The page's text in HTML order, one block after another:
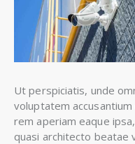
Ut perspiciatis, unde
voluptatem
rem aperiam eaque
quasi architecto beatae